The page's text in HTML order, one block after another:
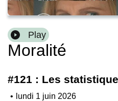
Play
Moralité
#121 : Les
• lundi 1 juin 2026